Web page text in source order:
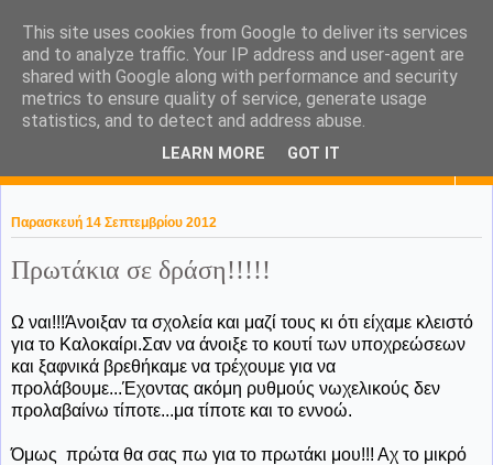
KaPa. Me without you...tea
without a biscuit!
Παρασκευή 14 Σεπτεμβρίου 2012
Πρωτάκια σε δράση!!!!!
Ω ναι!!!Άνοιξαν τα σχολεία και μαζί τους κι ότι είχαμε κλειστό
για το Καλοκαίρι.Σαν να άνοιξε το κουτί των υποχρεώσεων
και ξαφνικά βρεθήκαμε να τρέχουμε για να
προλάβουμε...Έχοντας ακόμη ρυθμούς νωχελικούς δεν
προλαβαίνω τίποτε...μα τίποτε και το εννοώ.
Όμως πρώτα θα σας πω για το πρωτάκι μου!!! Αχ το μικρό
This site uses cookies from Google to deliver its services
and to analyze traffic. Your IP address and user-agent are
shared with Google along with performance and security
metrics to ensure quality of service, generate usage
statistics, and to detect and address abuse.
LEARN MORE GOT IT